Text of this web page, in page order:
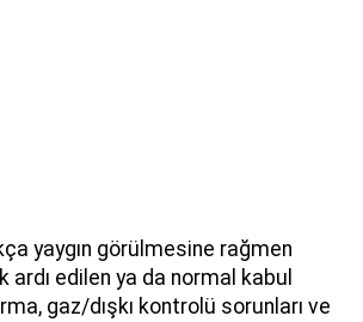
yaygın görülmesine rağmen
ardı edilen ya da normal kabul
gaz/dışkı kontrolü sorunları ve